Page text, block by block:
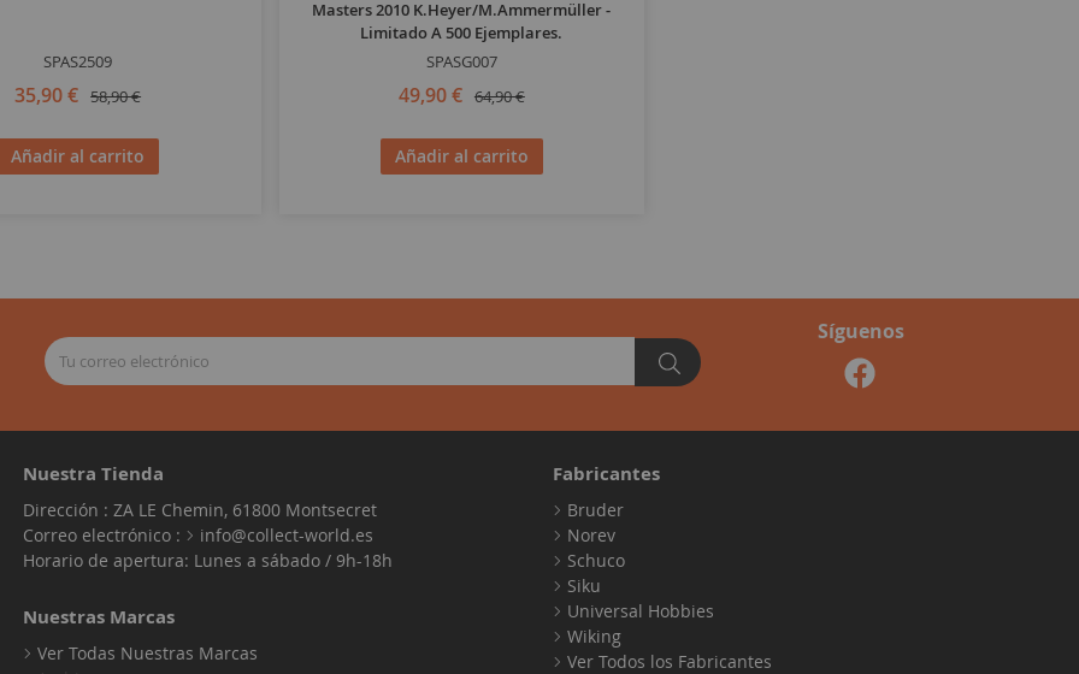
SPAS2509
35,90 € 58,90 €
Añadir al carrito
Masters 2010 K.Heyer/M.Ammermüller -
Limitado A 500 Ejemplares.
SPASG007
49,90 € 64,90 €
Añadir al carrito
Síguenos
Nuestra Tienda
Dirección : ZA LE Chemin, 61800 Montsecret
Correo electrónico :
info@collect-world.es
Horario de apertura: Lunes a sábado / 9h-18h
Nuestras Marcas
Ver Todas Nuestras Marcas
Fabricantes
Bruder
Norev
Schuco
Siku
Universal Hobbies
Wiking
Ver Todos los Fabricantes